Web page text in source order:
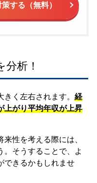
する（無料）
分析！
く左右されます。 経
上がり平均年収が上昇
性を考える際には、
。そうすることで、よ
できるかもしれませ